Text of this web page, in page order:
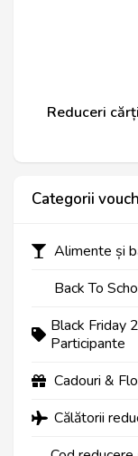
Reduceri
Categorii
Alimente și
Back To
Black Friday
Participante
Cadouri &
Călătorii